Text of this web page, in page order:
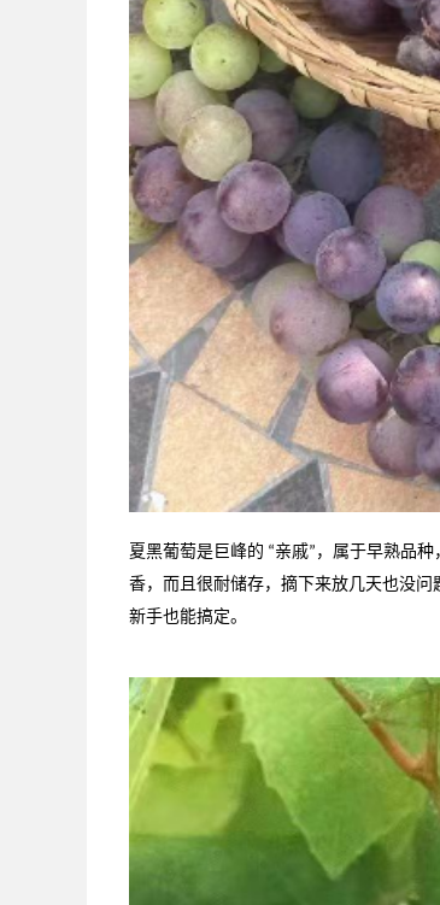
夏黑葡萄是巨峰的 “亲戚” ，属于早熟品
香，而且很耐储存，摘下来放几天也没
新手也能搞定。